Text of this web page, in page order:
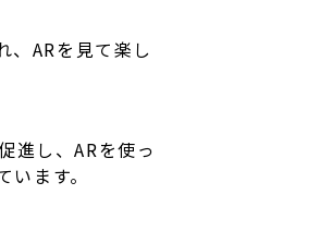
、ARを見て楽し
進し、ARを使っ
ます。